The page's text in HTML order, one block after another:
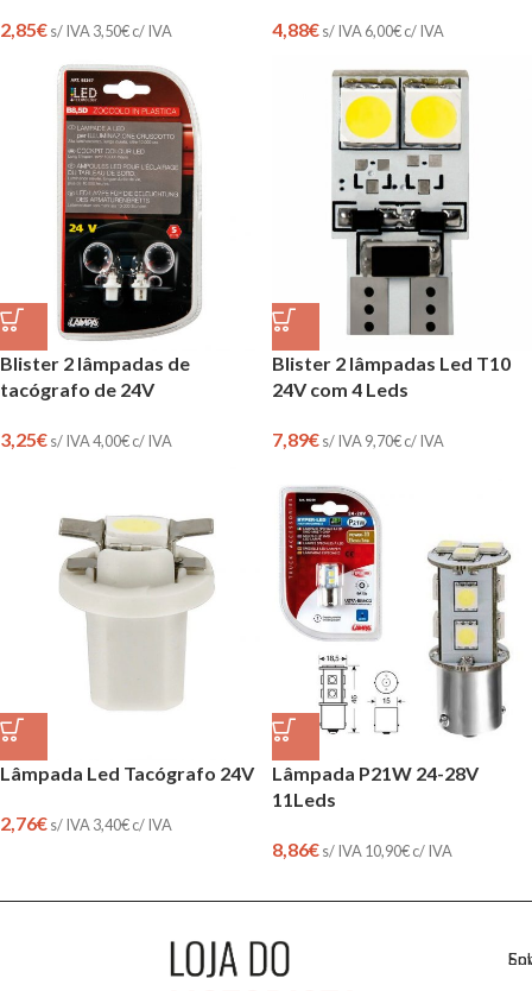
2,85€s/ IVA 3,50€c/ IVA 4,88€s/ IVA 6,00€c/ IVA
Blister 2 lâmpadas de
tacógrafo de 24V
3,25€s/ IVA4,00€c/ IVA
Blister 2 lâmpadas Led T10
24V com 4 Leds
7,89€s/ IVA 9,70€c/ IVA
Lâmpada Led Tacógrafo 24V
2,76€s/ IVA 3,40€c/ IVA
Lâmpada P21W 24-28V
11Leds
8,86€s/ IVA 10,90€c/ IVA